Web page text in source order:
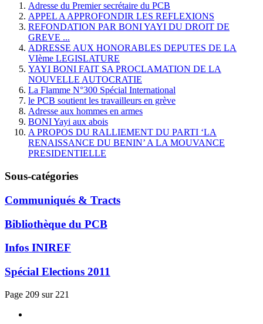
Adresse du Premier secrétaire du PCB
APPEL A APPROFONDIR LES REFLEXIONS
REFONDATION PAR BONI YAYI DU DROIT DE
GREVE ...
ADRESSE AUX HONORABLES DEPUTES DE LA
VIème LEGISLATURE
YAYI BONI FAIT SA PROCLAMATION DE LA
NOUVELLE AUTOCRATIE
La Flamme N°300 Spécial International
le PCB soutient les travailleurs en grève
Adresse aux hommes en armes
BONI Yayi aux abois
A PROPOS DU RALLIEMENT DU PARTI ‘LA
RENAISSANCE DU BENIN’ A LA MOUVANCE
PRESIDENTIELLE
Sous-catégories
Communiqués & Tracts
Bibliothèque du PCB
Infos INIREF
Spécial Elections 2011
Page 209 sur 221